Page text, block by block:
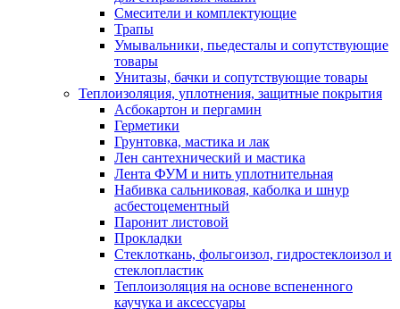
Смесители и комплектующие
Трапы
Умывальники, пьедесталы и сопутствующие
товары
Унитазы, бачки и сопутствующие товары
Теплоизоляция, уплотнения, защитные покрытия
Асбокартон и пергамин
Герметики
Грунтовка, мастика и лак
Лен сантехнический и мастика
Лента ФУМ и нить уплотнительная
Набивка сальниковая, каболка и шнур
асбестоцементный
Паронит листовой
Прокладки
Стеклоткань, фольгоизол, гидростеклоизол и
стеклопластик
Теплоизоляция на основе вспененного
каучука и аксессуары